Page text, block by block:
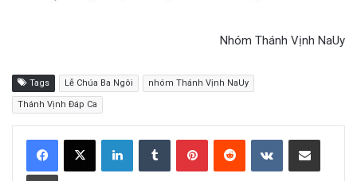
Nhóm Thánh Vịnh NaUy
Tags Lễ Chúa Ba Ngôi nhóm Thánh Vịnh NaUy
Thánh Vịnh Đáp Ca